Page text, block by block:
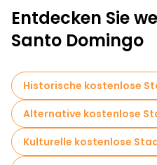
Entdecken Sie
Santo Domingo